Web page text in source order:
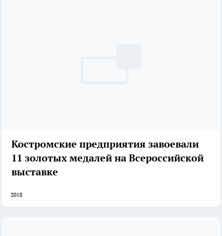
Костромские предприятия завоевали
11 золотых медалей на Всероссийской
выставке
2018